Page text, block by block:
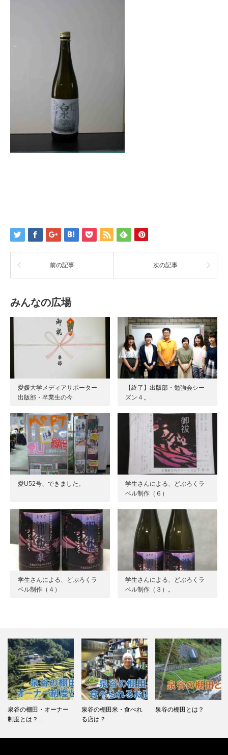
前の記事 次の記事
みんなの広場
愛媛大学メディアサポーター
出版部・卒業生の今
【終了】出版部・勉強会シー
ズン４。
愛U52号、できました。
学生さんによる、どぶろくラ
ベル制作（６）
学生さんによる、どぶろくラ
ベル制作（４）
学生さんによる、どぶろくラ
ベル制作（３）。
泉谷の棚田米・食べれ
る店は？
泉谷の棚田とは？
龍馬脱藩宿泊地キャン